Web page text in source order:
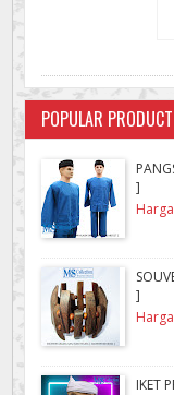
POPULAR
]
]
IKET